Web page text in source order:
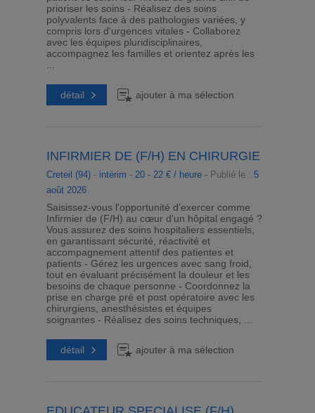
prioriser les soins - Réalisez des soins
polyvalents face à des pathologies variées, y
compris lors d'urgences vitales - Collaborez
avec les équipes pluridisciplinaires,
accompagnez les familles et orientez après les
...
détail ajouter à ma sélection
INFIRMIER DE (F/H) EN CHIRURGIE
Creteil (94)- intérim - 20 - 22 € / heure - Publié le : 5
août 2026
Saisissez-vous l'opportunité d'exercer comme
Infirmier de (F/H) au cœur d'un hôpital engagé ?
Vous assurez des soins hospitaliers essentiels,
en garantissant sécurité, réactivité et
accompagnement attentif des patientes et
patients - Gérez les urgences avec sang froid,
tout en évaluant précisément la douleur et les
besoins de chaque personne - Coordonnez la
prise en charge pré et post opératoire avec les
chirurgiens, anesthésistes et équipes
soignantes - Réalisez des soins techniques, ...
détail ajouter à ma sélection